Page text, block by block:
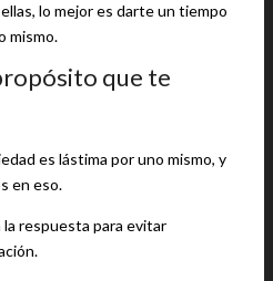
lo mejor es darte un tiempo
mismo.
que te
es lástima por uno mismo, y
en eso.
respuesta para evitar